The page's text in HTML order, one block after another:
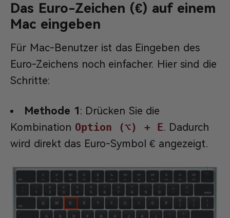
Das Euro-Zeichen (€) auf einem
Mac eingeben
Für Mac-Benutzer ist das Eingeben des
Euro-Zeichens noch einfacher. Hier sind die
Schritte:
Methode 1: Drücken Sie die
Kombination Option (⌥) + E. Dadurch
wird direkt das Euro-Symbol € angezeigt.